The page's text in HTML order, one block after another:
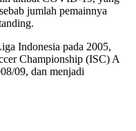
jumlah pemainnya
Indonesia pada 2005,
Championship (ISC) A
09, dan menjadi